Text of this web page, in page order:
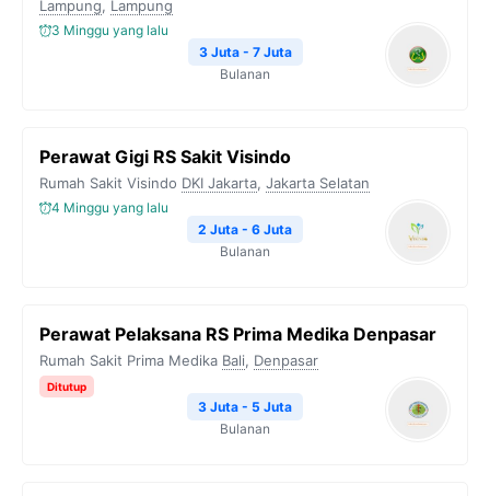
Lampung, Lampung
3 Minggu yang lalu
3 Juta - 7 Juta
Bulanan
Perawat Gigi RS Sakit Visindo
Rumah Sakit Visindo DKI Jakarta, Jakarta Selatan
4 Minggu yang lalu
2 Juta - 6 Juta
Bulanan
Perawat Pelaksana RS Prima Medika Denpasar
Rumah Sakit Prima Medika Bali, Denpasar
Ditutup
3 Juta - 5 Juta
Bulanan